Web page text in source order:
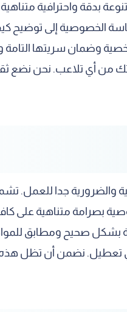
بدقة واحترافية
الخصوصية إلى توضيح
وضمان سريتها التامة
من أي تلاعب. نحن نضع
جدا للعمل. تشمل
بصرامة متناهية على
بشكل صحيح ومطابق
تعطيل. نضمن أن تظل هذه